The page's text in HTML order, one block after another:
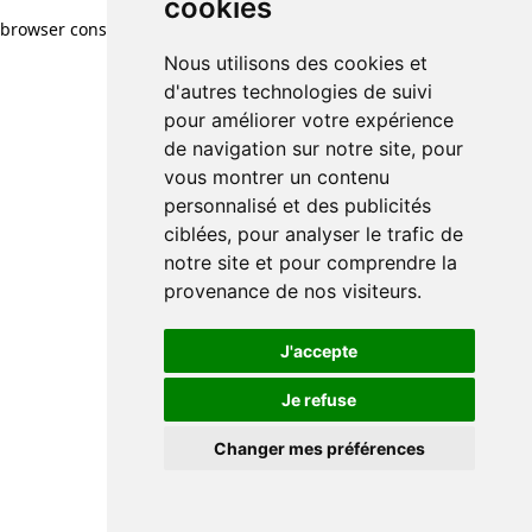
cookies
Nous utilisons des cookies et
d'autres technologies de suivi
pour améliorer votre expérience
de navigation sur notre site, pour
vous montrer un contenu
personnalisé et des publicités
ciblées, pour analyser le trafic de
notre site et pour comprendre la
provenance de nos visiteurs.
J'accepte
Je refuse
Changer mes préférences
browser console for more information)